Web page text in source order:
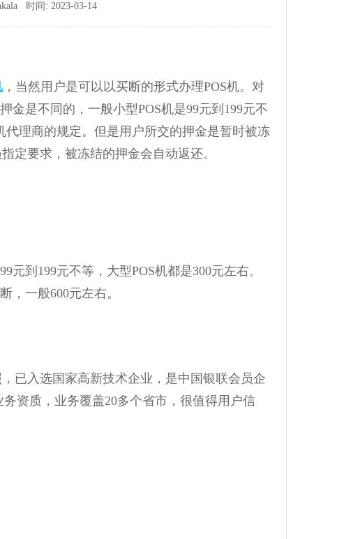
时间: 2023-03-14
，当然用户是可以以买断的形式办理POS机。对
金是不同的，一般小型POS机是99元到199元不
代理商的规定。但是用户所交的押金是暂时被冻
定要求，被冻结的押金会自动返还。
到199元不等，大型POS机都是300元左右。
，一般600元左右。
已入选国家高新技术企业，是中国银联会员企
资质，业务覆盖20多个省市，很值得用户信